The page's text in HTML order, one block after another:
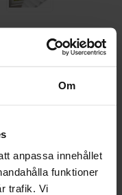
Om
anpassa innehållet
funktioner
trafik. Vi
MU_PB_B0001_PG0